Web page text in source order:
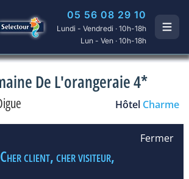
05 56 08 29 10
Lundi - Vendredi · 10h-18h
Lun - Ven · 10h-18h
De L'orangeraie 4*
Hôtel Charme
Fermer
Cher client, cher visiteur,